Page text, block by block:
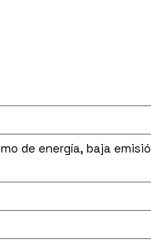
de energía, baja